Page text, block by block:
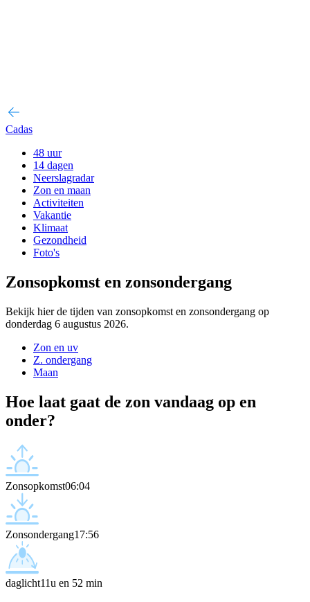
Cadas
48 uur
14 dagen
Neerslagradar
Zon en maan
Activiteiten
Vakantie
Klimaat
Gezondheid
Foto's
Zonsopkomst en zonsondergang
Bekijk hier de tijden van zonsopkomst en zonsondergang op
donderdag 6 augustus 2026.
Zon en uv
Z. ondergang
Maan
Hoe laat gaat de zon vandaag op en
onder?
Zonsopkomst06:04
Zonsondergang17:56
daglicht11u en 52 min